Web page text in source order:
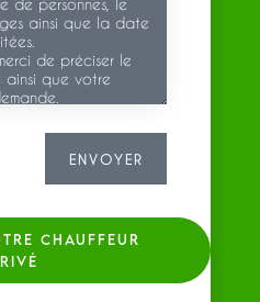
ENVOYER
CHAUFFEUR